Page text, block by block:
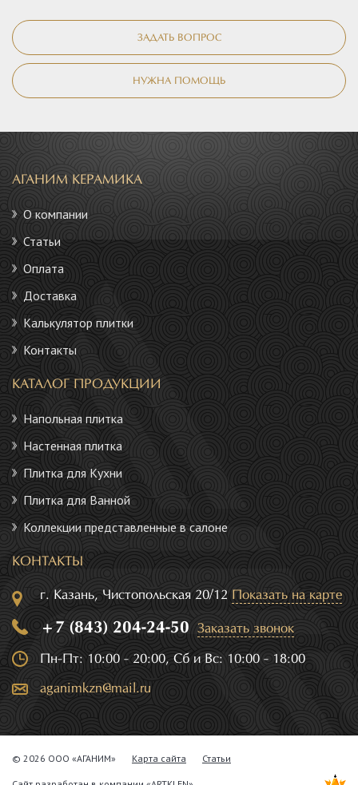
ЗАДАТЬ ВОПРОС
НУЖНА ПОМОЩЬ
АГАНИМ КЕРАМИКА
О компании
Статьи
Оплата
Доставка
Калькулятор плитки
Контакты
КАТАЛОГ ПРОДУКЦИИ
Напольная плитка
Настенная плитка
Плитка для Кухни
Плитка для Ванной
Коллекции представленные в салоне
КОНТАКТЫ
г. Казань, Чистопольская 20/12 Показать на карте
+7 (843) 204-24-50 Заказать звонок
Пн-Пт: 10:00 - 20:00, Сб и Вс: 10:00 - 18:00
aganimkzn@mail.ru
© 2026 ООО «АГАНИМ» Карта сайта Статьи